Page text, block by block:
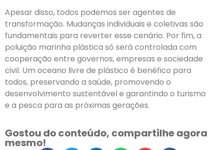
Apesar disso, todos podemos ser agentes de
transformação. Mudanças individuais e coletivas são
fundamentais para reverter esse cenário. Por fim, a
poluição marinha plástica só será controlada com
cooperação entre governos, empresas e sociedade
civil. Um oceano livre de plástico é benéfico para
todos, preservando a saúde, promovendo o
desenvolvimento sustentável e garantindo o turismo
e a pesca para as próximas gerações.
Gostou do conteúdo, compartilhe agora
mesmo!